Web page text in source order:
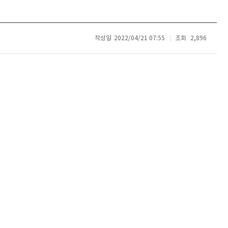
작성일 2022/04/21 07:55 조회 2,896